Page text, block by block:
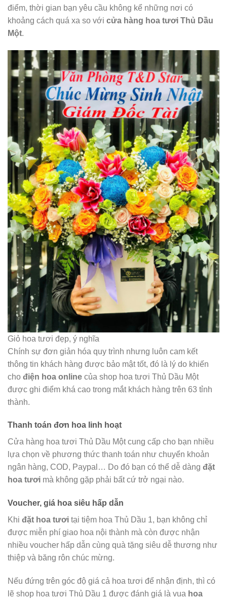
điểm, thời gian bạn yêu cầu không kể những nơi có
khoảng cách quá xa so với cửa hàng hoa tươi Thủ Dầu
Một.
Giỏ hoa tươi đẹp, ý nghĩa
Chính sự đơn giản hóa quy trình nhưng luôn cam kết
thông tin khách hàng được bảo mật tốt, đó là lý do khiến
cho điện hoa online của shop hoa tươi Thủ Dầu Một
được ghi điểm khá cao trong mắt khách hàng trên 63 tỉnh
thành.
Thanh toán đơn hoa linh hoạt
Cửa hàng hoa tươi Thủ Dầu Một cung cấp cho bạn nhiều
lựa chọn về phương thức thanh toán như chuyển khoản
ngân hàng, COD, Paypal… Do đó bạn có thể dễ dàng đặt
hoa tươi mà không gặp phải bất cứ trở ngại nào.
Voucher, giá hoa siêu hấp dẫn
Khi đặt hoa tươi tại tiệm hoa Thủ Dầu 1, bạn không chỉ
được miễn phí giao hoa nội thành mà còn được nhận
nhiều voucher hấp dẫn cùng quà tặng siêu dễ thương như
thiệp và băng rôn chúc mừng.
Nếu đứng trên góc độ giá cả hoa tươi để nhận định, thì có
lẽ shop hoa tươi Thủ Dầu 1 được đánh giá là vua hoa